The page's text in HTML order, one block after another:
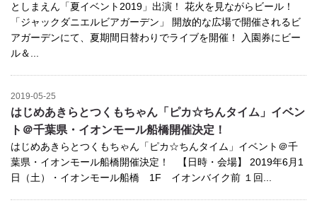
としまえん「夏イベント2019」出演！ 花火を見ながらビール！
「ジャックダニエルビアガーデン」 開放的な広場で開催されるビ
アガーデンにて、夏期間日替わりでライブを開催！ 入園券にビー
ル＆...
2019-05-25
はじめあきらとつくもちゃん「ピカ☆ちんタイム」イベン
ト＠千葉県・イオンモール船橋開催決定！
はじめあきらとつくもちゃん「ピカ☆ちんタイム」イベント＠千
葉県・イオンモール船橋開催決定！ 【日時・会場】 2019年6月1
日（土）・イオンモール船橋 1F イオンバイク前 １回...